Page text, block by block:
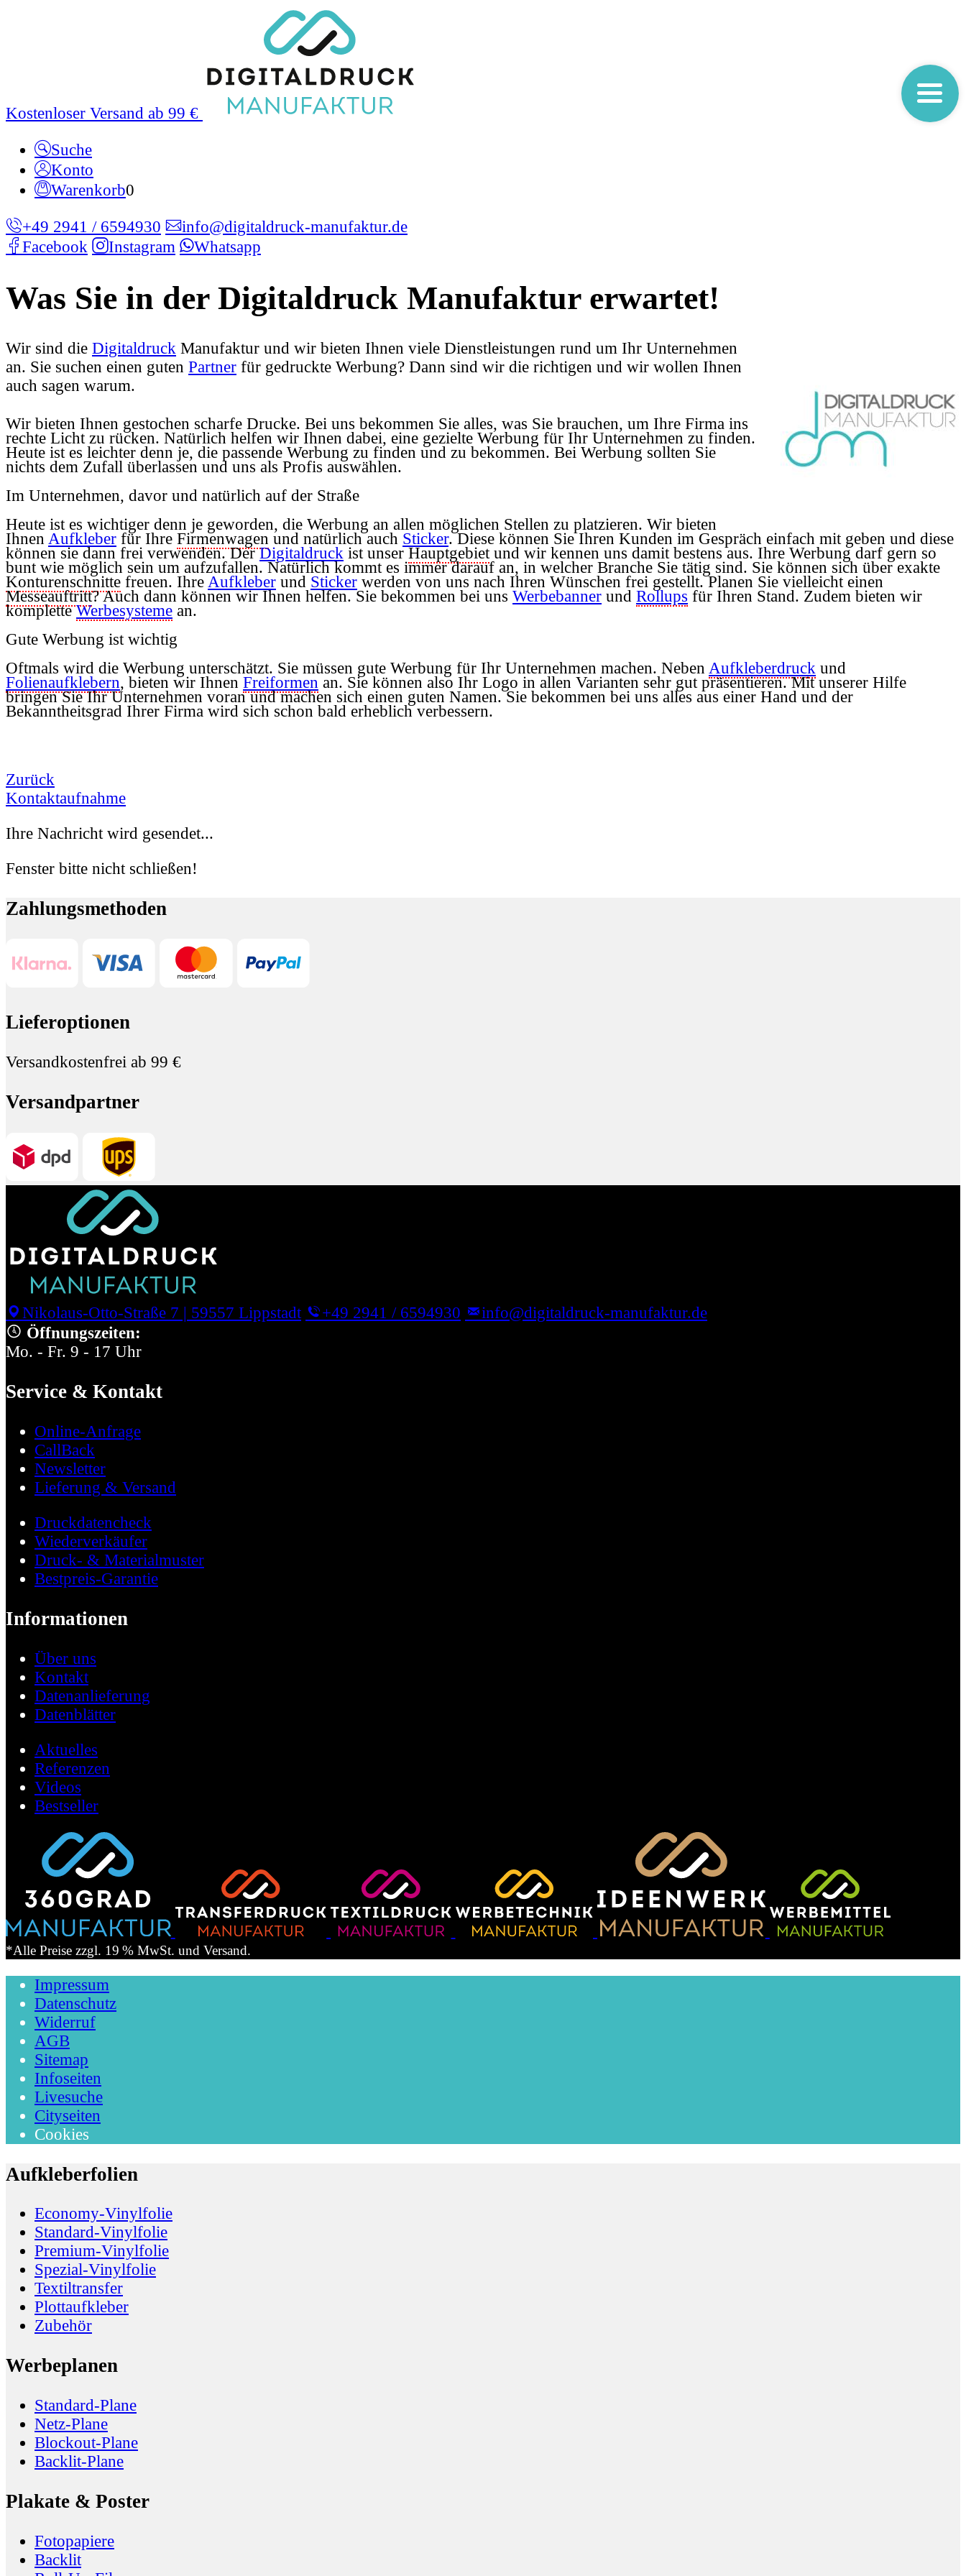
Kostenloser Versand ab 99 €
Suche
Konto
Warenkorb0
+49 2941 / 6594930
info@digitaldruck-manufaktur.de
Facebook
Instagram Whatsapp
Was Sie in der Digitaldruck Manufaktur erwartet!
Wir sind die Digitaldruck Manufaktur und wir bieten Ihnen viele Dienstleistungen rund um Ihr Unternehmen
an. Sie suchen einen guten Partner für gedruckte Werbung? Dann sind wir die richtigen und wir wollen Ihnen
auch sagen warum.
Wir bieten Ihnen gestochen scharfe Drucke. Bei uns bekommen Sie alles, was Sie brauchen, um Ihre Firma ins
rechte Licht zu rücken. Natürlich helfen wir Ihnen dabei, eine gezielte Werbung für Ihr Unternehmen zu finden.
Heute ist es leichter denn je, die passende Werbung zu finden und zu bekommen. Bei Werbung sollten Sie
nichts dem Zufall überlassen und uns als Profis auswählen.
Im Unternehmen, davor und natürlich auf der Straße
Heute ist es wichtiger denn je geworden, die Werbung an allen möglichen Stellen zu platzieren. Wir bieten
Ihnen Aufkleber für Ihre Firmenwagen und natürlich auch Sticker. Diese können Sie Ihren Kunden im Gespräch einfach mit geben und diese
können sie dann frei verwenden. DerDigitaldruck ist unserHauptgebiet und wir kennen uns damit bestens aus. Ihre Werbung darf gern so
bunt wie möglich sein um aufzufallen. Natürlich kommt es immer darauf an, in welcher Branche Sie tätig sind. Sie können sich über exakte
Konturenschnitte freuen. Ihre Aufkleber und Sticker werden von uns nach Ihren Wünschen frei gestellt. Planen Sie vielleicht einen
Messeauftritt? Auch dann können wir Ihnen helfen. Sie bekommen bei uns Werbebanner und Rollups für Ihren Stand. Zudem bieten wir
kompletteWerbesysteme an.
Gute Werbung ist wichtig
Oftmals wird die Werbung unterschätzt. Sie müssen gute Werbung für Ihr Unternehmen machen. Neben Aufkleberdruck und
Folienaufklebern, bieten wir Ihnen Freiformen an. Sie können also Ihr Logo in allen Varianten sehr gut präsentieren. Mit unserer Hilfe
bringen Sie Ihr Unternehmen voran und machen sich einen guten Namen. Sie bekommen bei uns alles aus einer Hand und der
Bekanntheitsgrad Ihrer Firma wird sich schon bald erheblich verbessern.
Zurück
Kontaktaufnahme
Ihre Nachricht wird gesendet...
Fenster bitte nicht schließen!
Zahlungsmethoden
Lieferoptionen
Versandkostenfrei ab 99 €
Versandpartner
Nikolaus-Otto-Straße 7 59557 Lippstadt +49 2941 / 6594930
info@digitaldruck-manufaktur.de
Öffnungszeiten:
Mo. - Fr. 9 - 17 Uhr
Service & Kontakt
Online-Anfrage
CallBack
Newsletter
Lieferung & Versand
Druckdatencheck
Wiederverkäufer
Druck- & Materialmuster
Bestpreis-Garantie
Informationen
Über uns
Kontakt
Datenanlieferung
Datenblätter
Aktuelles
Referenzen
Videos
Bestseller
*Alle Preise zzgl. 19 % MwSt. und Versand.
Impressum
Datenschutz
Widerruf
AGB
Sitemap
Infoseiten
Livesuche
Cityseiten
Cookies
Aufkleberfolien
Economy-Vinylfolie
Standard-Vinylfolie
Premium-Vinylfolie
Spezial-Vinylfolie
Textiltransfer
Plottaufkleber
Zubehör
Werbeplanen
Standard-Plane
Netz-Plane
Blockout-Plane
Backlit-Plane
Plakate & Poster
Fotopapiere
Backlit